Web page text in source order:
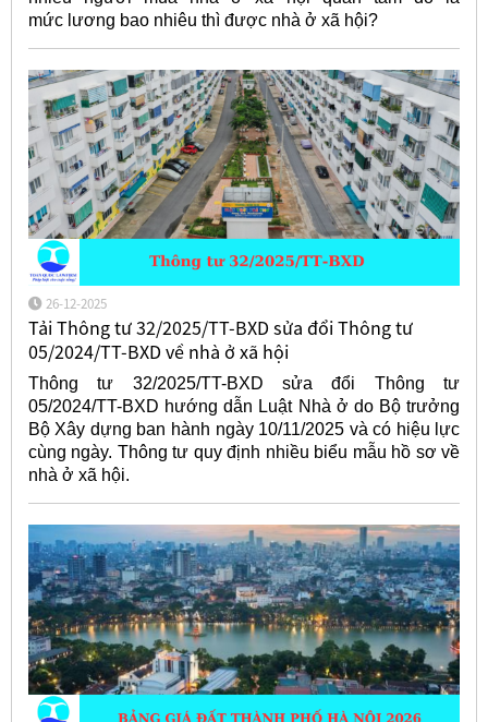
mức lương bao nhiêu thì được nhà ở xã hội?
26-12-2025
Tải Thông tư 32/2025/TT-BXD sửa đổi Thông tư
05/2024/TT-BXD về nhà ở xã hội
Thông tư 32/2025/TT-BXD sửa đổi Thông tư
05/2024/TT-BXD hướng dẫn Luật Nhà ở do Bộ trưởng
Bộ Xây dựng ban hành ngày 10/11/2025 và có hiệu lực
cùng ngày. Thông tư quy định nhiều biểu mẫu hồ sơ về
nhà ở xã hội.